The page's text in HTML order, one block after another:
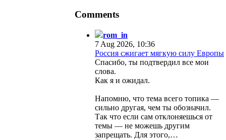
Comments
rom_in
7 Aug 2026, 10:36
Россия сжигает мягкую силу Европы
Спасибо, ты подтвердил все мои
слова.
Как я и ожидал.
Напомню, что тема всего топика —
сильно другая, чем ты обозначил.
Так что если сам отклоняешься от
темы — не можешь другим
запрещать. Для этого,…